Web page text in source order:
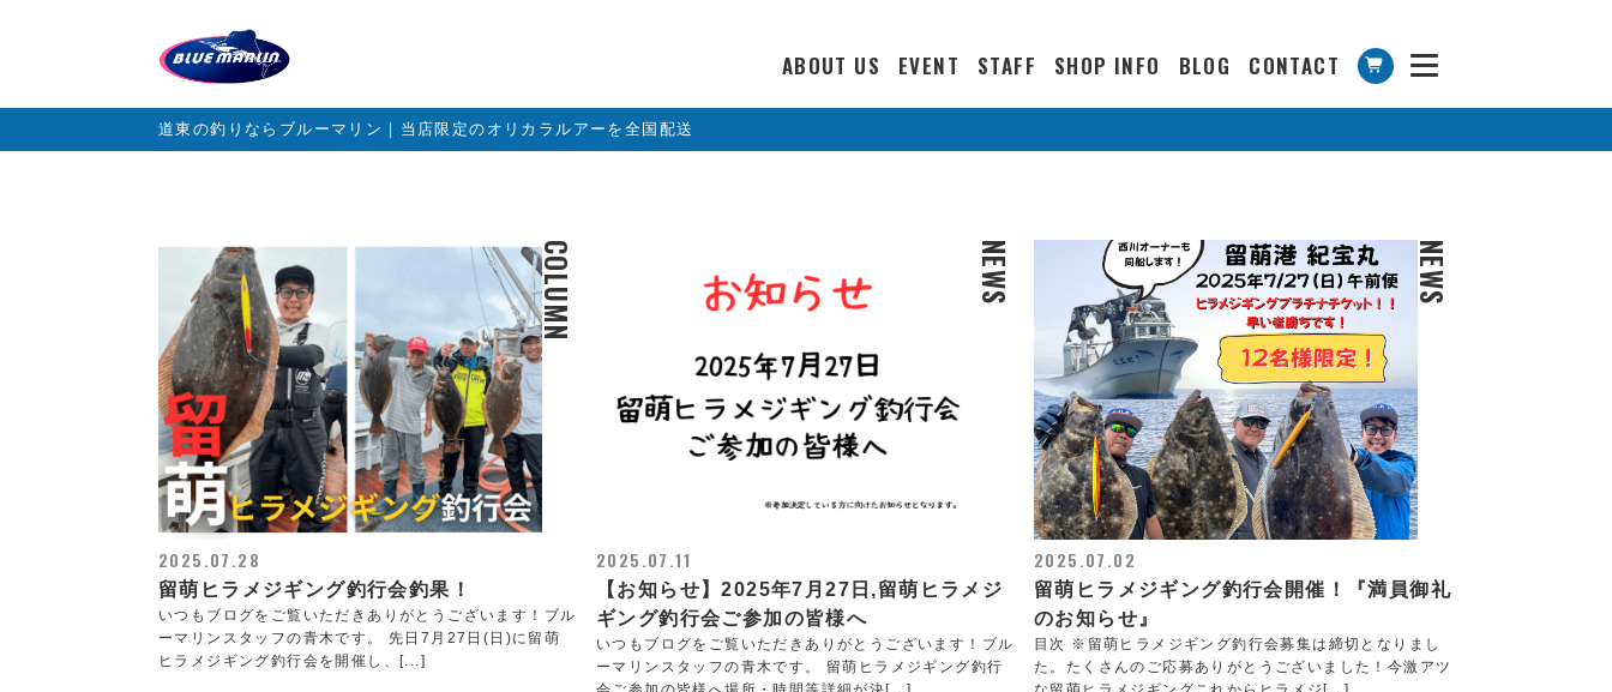
ABOUT US EVENT STAFF SHOP INFO BLOG CONTACT
道東の釣りならブルーマリン｜当店限定のオリカラルアーを全国配送
COLUMN
2025.07.28
留萌ヒラメジギング釣行会釣果！
いつもブログをご覧いただきありがとうございます！ブル
ーマリンスタッフの青木です。 先日7月27日(日)に留萌
ヒラメジギング釣行会を開催し、[...]
NEWS
2025.07.11
【お知らせ】2025年7月27日,留萌ヒラメジ
ギング釣行会ご参加の皆様へ
いつもブログをご覧いただきありがとうございます！ブル
ーマリンスタッフの青木です。 留萌ヒラメジギング釣行
NEWS
2025.07.02
留萌ヒラメジギング釣行会開催！『満員御礼
のお知らせ』
目次 ※留萌ヒラメジギング釣行会募集は締切となりまし
た。たくさんのご応募ありがとうございました！今激アツ